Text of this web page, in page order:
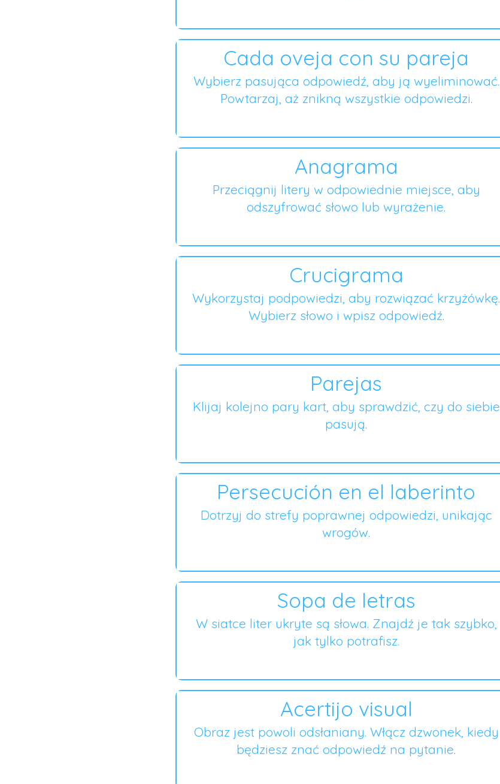
Cada oveja con su pareja
Wybierz pasująca odpowiedź, aby ją wyeliminować.
Powtarzaj, aż znikną wszystkie odpowiedzi.
Anagrama
Przeciągnij litery w odpowiednie miejsce, aby
odszyfrować słowo lub wyrażenie.
Crucigrama
Wykorzystaj podpowiedzi, aby rozwiązać krzyżówkę.
Wybierz słowo i wpisz odpowiedź.
Parejas
Klijaj kolejno pary kart, aby sprawdzić, czy do siebie
pasują.
Persecución en el laberinto
Dotrzyj do strefy poprawnej odpowiedzi, unikając
wrogów.
Sopa de letras
W siatce liter ukryte są słowa. Znajdź je tak szybko,
jak tylko potrafisz.
Acertijo visual
Obraz jest powoli odsłaniany. Włącz dzwonek, kiedy
będziesz znać odpowiedź na pytanie.